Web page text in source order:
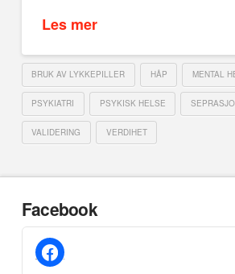
Les mer
BRUK AV LYKKEPILLER HÅP MENTAL
PSYKIATRI PSYKISK HELSE
VALIDERING VERDIHET
Facebook
facebook